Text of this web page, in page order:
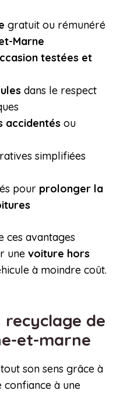
gratuit ou rémunéré
Marne
testées et
dans le respect
accidentés ou
simplifiées
pour prolonger la
ces avantages
une voiture hors
à moindre coût.
recyclage de
et-marne
son sens grâce à
confiance à une